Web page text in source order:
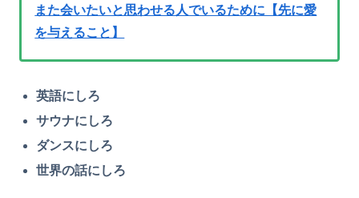
また会いたいと思わせる人でいるために【先に愛
を与えること】
英語にしろ
サウナにしろ
ダンスにしろ
世界の話にしろ